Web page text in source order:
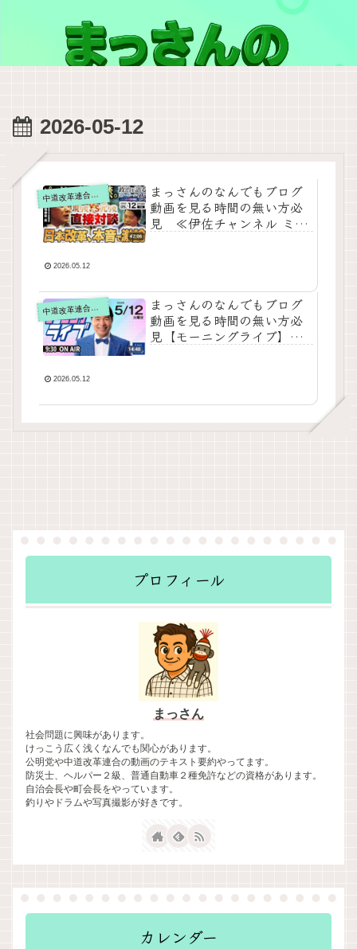
2026-05-12
中道改革連合の動画をテキスト要約
まっさんのなんでもブログ
動画を見る時間の無い方必
見 ≪伊佐チャンネル ミラ
党』が激突！維新と中道の
交差点は？パンドラの箱を
解禁…日本改革の裏側と正
体を本音で激論≫をテキス
ト要約
2026.05.12
中道改革連合の動画をテキスト要約
まっさんのなんでもブログ
動画を見る時間の無い方必
見【モーニングライブ】
る新聞情報【 15分解説 / 政
動画 】をテキスト要約
2026.05.12
プロフィール
まっさん
社会問題に興味があります。
けっこう広く浅くなんでも関心があります。
公明党や中道改革連合の動画のテキスト要約やってます。
防災士、ヘルパー２級、普通自動車２種免許などの資格があります。
自治会長や町会長をやっています。
釣りやドラムや写真撮影が好きです。
カレンダー